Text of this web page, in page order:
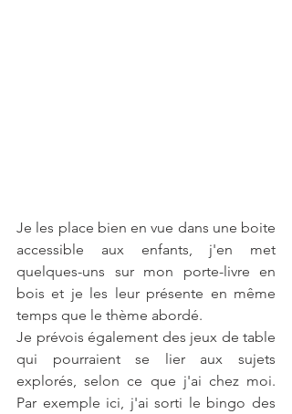
Je les place bien en vue dans une boite
accessible aux enfants, j'en met
quelques-uns sur mon porte-livre en
bois et je les leur présente en même
temps que le thème abordé.
Je prévois également des jeux de table
qui pourraient se lier aux sujets
explorés, selon ce que j'ai chez moi.
Par exemple ici, j'ai sorti le bingo des